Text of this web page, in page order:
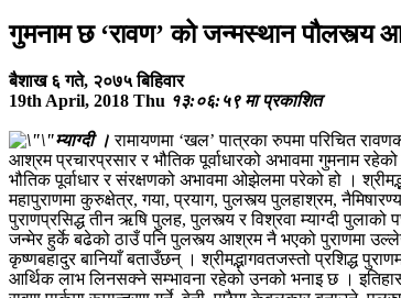
गुमनाम छ ‘रावण’ को जन्मस्थान पौलस्त्य
बैशाख ६ गते, २०७५ बिहिवार
19th April, 2018 Thu १३:०६:५९ मा प्रकाशित
म्याग्दी । रामायणमा ‘खल’ पात्रका रुपमा परिचित
आश्रम प्रचारप्रसार र भौतिक पूर्वाधारको अभावमा गुमनाम
भौतिक पूर्वाधार र संरक्षणको अभावमा ओझेलमा परेको हो ।
महापुराणमा कुरुक्षेत्र, गया, प्रयाग, पुलस्त्य पुलहाश्रम,
पुराणप्रसिद्ध तीन ऋषि पुलह, पुलस्त्य र विश्रवा म्याग्दी
जन्मेर हुर्के बढेको ठाउँ पनि पुलस्त्य आश्रम नै भएको पुराणमा
कृष्णबहादुर बानियाँ बताउँछन् । श्रीमद्भागवतजस्तो प्रशिद्ध
आर्थिक लाभ लिनसक्ने सम्भावना रहेको उनको भनाइ छ ।